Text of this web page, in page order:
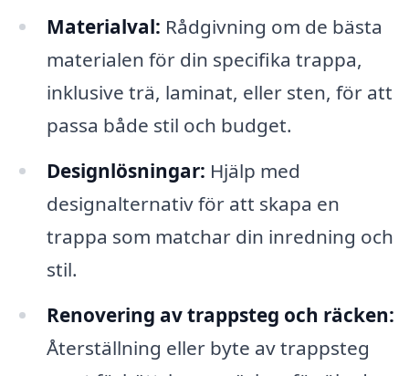
Materialval: Rådgivning om de bästa
materialen för din specifika trappa,
inklusive trä, laminat, eller sten, för att
passa både stil och budget.
Designlösningar: Hjälp med
designalternativ för att skapa en
trappa som matchar din inredning och
stil.
Renovering av trappsteg och räcken:
Återställning eller byte av trappsteg